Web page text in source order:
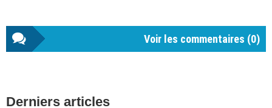
Voir les commentaires (0)
latérale
Derniers articles